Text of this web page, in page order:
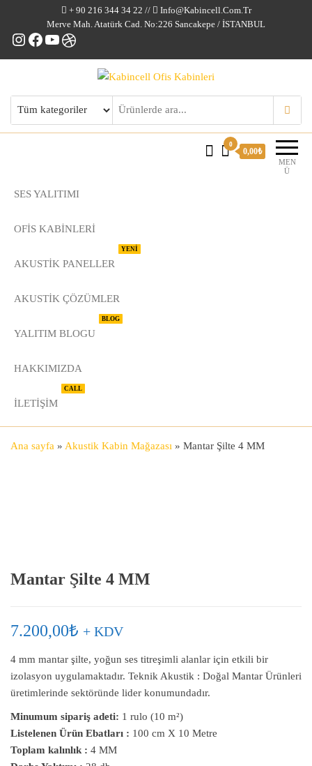
+ 90 216 344 34 22 //
Info@kabincell.com.tr
Merve Mah. Atatürk Cad. No:226 Sancakepe / İSTANBUL
Instagram
Facebook
YouTube
Dribbble
Kabincell Ofis Kabinleri
MEN
Ü
0
0,00₺
SES YALITIMI
OFİS KABİNLERİ
AKUSTİK PANELLER
YENİ
AKUSTIK ÇÖZÜMLER
YALITIM BLOGU
BLOG
HAKKIMIZDA
İLETIŞIM
CALL
Ana sayfa » Akustik Kabin Mağazası » Mantar Şilte 4 MM
Mantar Şilte 4 MM
7.200,00₺ + KDV
4 mm mantar şilte, yoğun ses titreşimli alanlar için etkili bir
izolasyon uygulamaktadır. Teknik Akustik : Doğal Mantar Ürünleri
üretimlerinde sektöründe lider konumundadır.
Minumum sipariş adeti: 1 rulo (10 m²)
Listelenen Ürün Ebatları : 100 cm X 10 Metre
Toplam kalınlık : 4 MM